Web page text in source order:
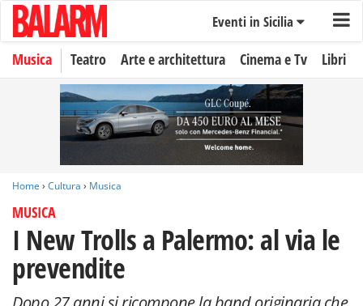
Eventi in Sicilia
Musica Teatro Arte e architettura Cinema e Tv Libri
Home › Cultura › Musica
MUSICA
I New Trolls a Palermo: al via le
prevendite